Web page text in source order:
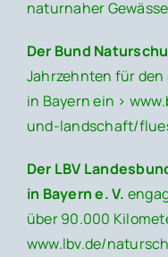
naturnaher
Der Bund
Jahrzehnten für den
in Bayern ein >
und-landschaft/
Der LBV
in Bayern e. V.
über 90.000
www.lbv.de/